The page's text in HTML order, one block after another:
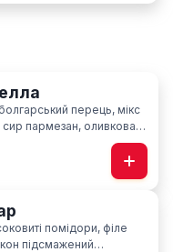
перець, мікс
сир пармезан, оливкова
помідори, філе
підсмажений